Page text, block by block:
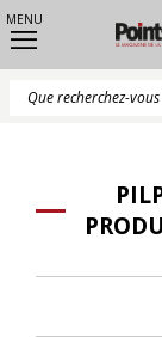
MENU